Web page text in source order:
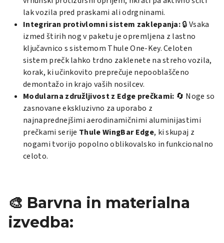
lak vozila pred praskami ali odrgninami.
Integriran protivlomni sistem zaklepanja:🔒 Vsaka
izmed štirih nog v paketu je opremljena z lastno
ključavnico s sistemom Thule One-Key. Celoten
sistem prečk lahko trdno zaklenete na streho vozila,
korak, ki učinkovito preprečuje nepooblaščeno
demontažo in krajo vaših nosilcev.
Modularna združljivost z Edge prečkami: 🔄 Noge so
zasnovane ekskluzivno za uporabo z
najnaprednejšimi aerodinamičnimi aluminijastimi
prečkami serije Thule WingBar Edge, ki skupaj z
nogami tvorijo popolno oblikovalsko in funkcionalno
celoto.
🎨 Barvna in materialna
izvedba: